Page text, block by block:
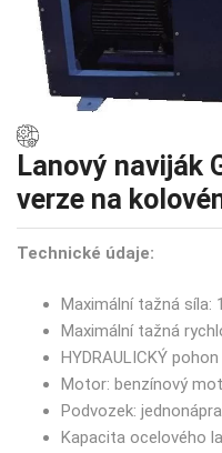
Lanový naviják
verze na
Technické údaje:
Maximální tažná síla:
Maximální tažná
HYDRAULICKÝ pohon
Motor: benzínový
Podvozek:
Kapacita ocelového